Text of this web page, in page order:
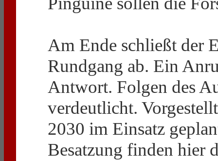
Am Ende schließt der
Rundgang ab. Ein
Antwort. Folgen des
verdeutlicht.
2030 im Einsatz
Besatzung finden hier